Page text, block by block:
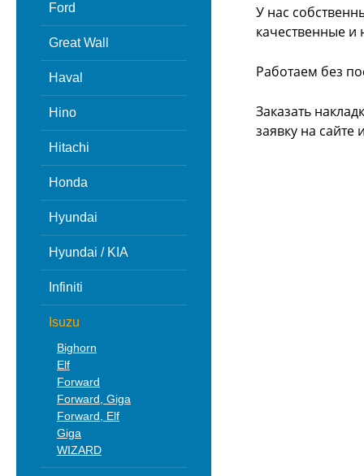
Ford
Great Wall
Haval
Hino
Hitachi
Honda
Hyundai
Hyundai / KIA
Infiniti
Isuzu
Bighorn
Elf
Forward
Forward, Giga
Forward, Elf
Giga
WIZARD
У нас
качественные и
Работаем без
Заказать
заявку на сайте